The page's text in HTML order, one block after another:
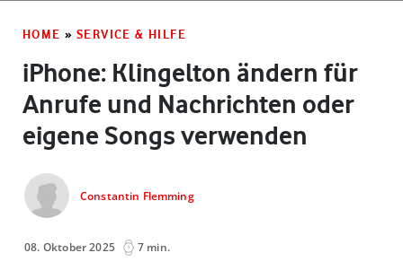
HOME » SERVICE & HILFE
iPhone: Klingelton ändern für
Anrufe und Nachrichten oder
eigene Songs verwenden
Constantin Flemming
08. Oktober 2025 7 min.